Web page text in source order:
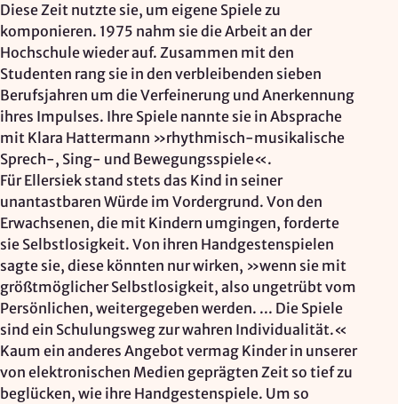
Diese Zeit nutzte sie, um eigene Spiele zu
komponieren. 1975 nahm sie die Arbeit an der
Hochschule wieder auf. Zusammen mit den
Studenten rang sie in den verbleibenden sieben
Berufsjahren um die Verfeinerung und Anerkennung
ihres Impulses. Ihre Spiele nannte sie in Absprache
mit Klara Hattermann »rhythmisch-musikalische
Sprech-, Sing- und Bewegungsspiele«.
Für Ellersiek stand stets das Kind in seiner
unantastbaren Würde im Vordergrund. Von den
Erwachsenen, die mit Kindern umgingen, forderte
sie Selbstlosigkeit. Von ihren Handgestenspielen
sagte sie, diese könnten nur wirken, »wenn sie mit
größtmöglicher Selbstlosigkeit, also ungetrübt vom
Persönlichen, weitergegeben werden. ... Die Spiele
sind ein Schulungsweg zur wahren Individualität.«
Kaum ein anderes Angebot vermag Kinder in unserer
von elektronischen Medien geprägten Zeit so tief zu
beglücken, wie ihre Handgestenspiele. Um so